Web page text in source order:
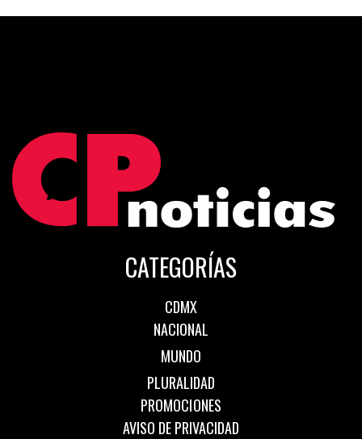
CATEGORÍAS
CDMX
NACIONAL
MUNDO
PLURALIDAD
PROMOCIONES
AVISO DE PRIVACIDAD